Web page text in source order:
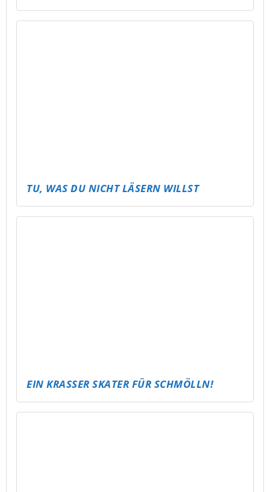
TU, WAS DU NICHT LÄSERN WILLST
EIN KRASSER SKATER FÜR SCHMÖLLN!